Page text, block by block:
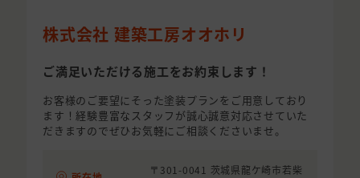
株式会社 建築工房オオホリ
ご満足いただける施工をお約束します！
お客様のご要望にそった塗装プランをご用意しており
ます！経験豊富なスタッフが誠心誠意対応させていた
だきますのでぜひお気軽にご相談くださいませ。
〒301-0041 茨城県龍ケ崎市若柴